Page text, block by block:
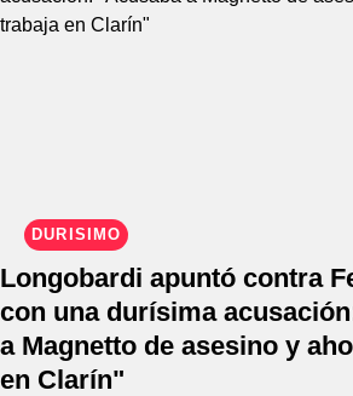
DURÍSIMO
Longobardi apuntó contra
con una durísima
a Magnetto de asesino y
en Clarín"